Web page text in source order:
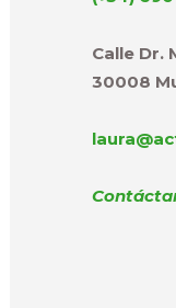
Calle Dr.
30008